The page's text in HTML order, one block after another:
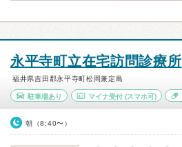
永平寺町立在宅訪問診療所
福井県吉田郡永平寺町松岡兼定島
駐車場あり マイナ受付(スマホ可)
朝（8:40〜）